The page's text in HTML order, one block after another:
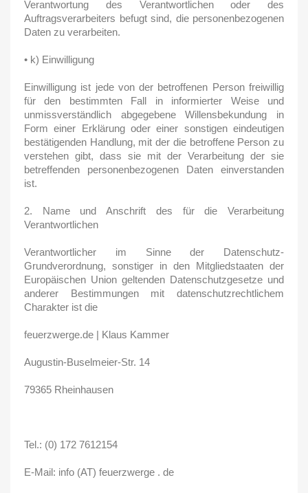
Verantwortung des Verantwortlichen oder des
Auftragsverarbeiters befugt sind, die personenbezogenen
Daten zu verarbeiten.
• k) Einwilligung
Einwilligung ist jede von der betroffenen Person freiwillig
für den bestimmten Fall in informierter Weise und
unmissverständlich abgegebene Willensbekundung in
Form einer Erklärung oder einer sonstigen eindeutigen
bestätigenden Handlung, mit der die betroffene Person zu
verstehen gibt, dass sie mit der Verarbeitung der sie
betreffenden personenbezogenen Daten einverstanden
ist.
2. Name und Anschrift des für die Verarbeitung
Verantwortlichen
Verantwortlicher im Sinne der Datenschutz-
Grundverordnung, sonstiger in den Mitgliedstaaten der
Europäischen Union geltenden Datenschutzgesetze und
anderer Bestimmungen mit datenschutzrechtlichem
Charakter ist die
feuerzwerge.de | Klaus Kammer
Augustin-Buselmeier-Str. 14
79365 Rheinhausen
Tel.: (0) 172 7612154
E-Mail: info (AT) feuerzwerge . de